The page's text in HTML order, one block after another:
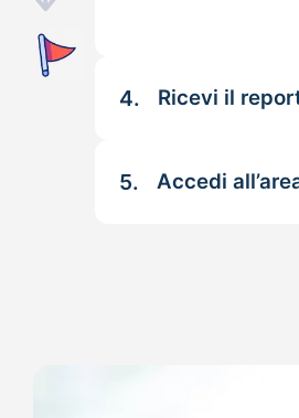
4. Ricevi il
5. Accedi